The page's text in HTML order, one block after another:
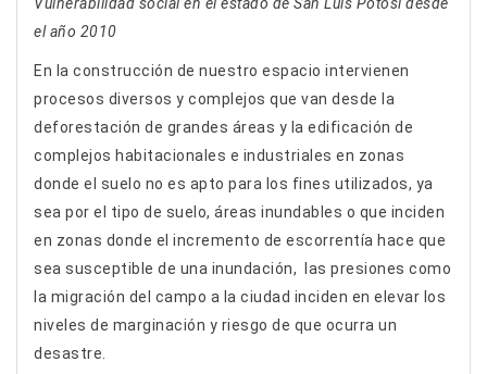
el año 2010
En la construcción de nuestro espacio intervienen
procesos diversos y complejos que van desde la
deforestación de grandes áreas y la edificación de
complejos habitacionales e industriales en zonas
donde el suelo no es apto para los fines utilizados, ya
sea por el tipo de suelo, áreas inundables o que inciden
en zonas donde el incremento de escorrentía hace que
sea susceptible de una inundación, las presiones como
la migración del campo a la ciudad inciden en elevar los
niveles de marginación y riesgo de que ocurra un
desastre.